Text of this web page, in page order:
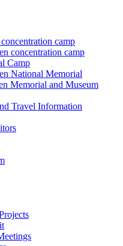
camp
concentration camp
Camp
National Memorial
Memorial and Museum
Travel Information